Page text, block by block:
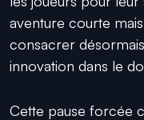
aventure courte mais
consacrer
innovation dans le
Cette pause forcée